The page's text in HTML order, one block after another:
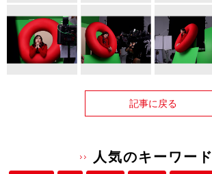
記事に戻る
人気のキーワード